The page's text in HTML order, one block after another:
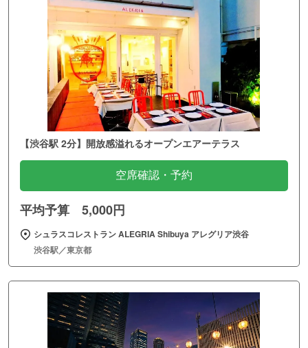
【渋谷駅 2分】開放感溢れるオープンエアーテラス
空席確認・予約
平均予算 5,000円
シュラスコレストラン ALEGRIA Shibuya アレグリア渋谷
渋谷駅／東京都